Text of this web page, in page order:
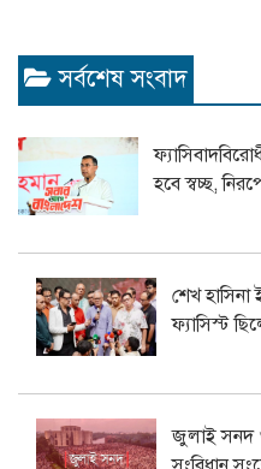
সর্বশেষ সংবাদ
হবে স্বচ্ছ,
শেখ
ফ্যাসিস্ট
জুলাই সনদ